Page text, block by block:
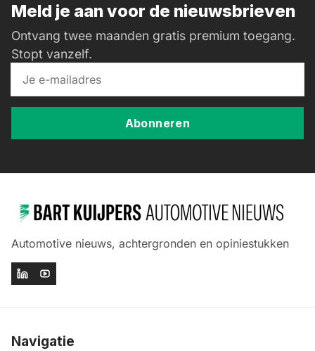
Meld je aan voor de nieuwsbrieven
Ontvang twee maanden gratis premium toegang.
Stopt vanzelf.
Abonneren
Automotive nieuws, achtergronden en opiniestukken
Navigatie